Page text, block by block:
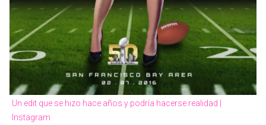
Un edit que se hizo hace años y podría hacerse realidad |
Instagram